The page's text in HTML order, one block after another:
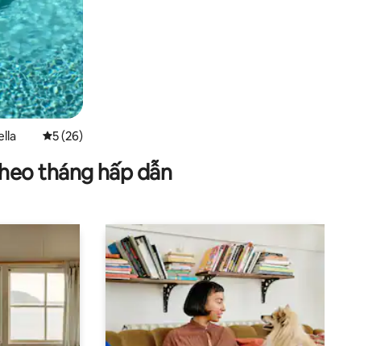
Xếp hạng trung bình 5/5, 26 đánh giá
5 (26)
tháng hấp dẫn